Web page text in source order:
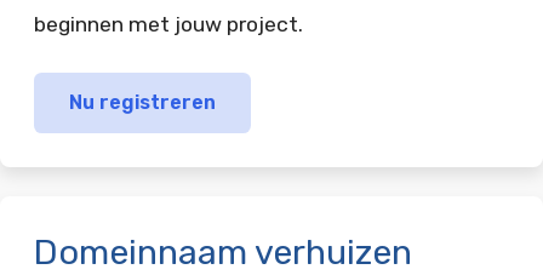
beginnen met jouw project.
Nu registreren
Domeinnaam verhuizen